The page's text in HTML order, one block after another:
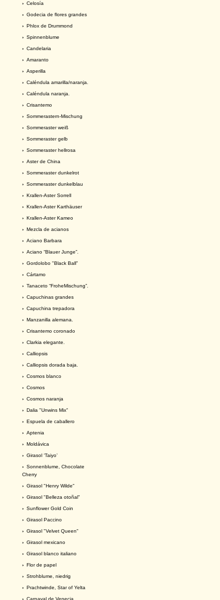
› Celosía
› Godecia de flores grandes
› Phlox de Drummond
› Spinnenblume
› Candelaria
› Amaranto
› Asperilla
› Caléndula amarilla/naranja.
› Caléndula naranja.
› Crisantemo
› Sommerastern-Mischung
› Sommeraster weiß
› Sommeraster gelb
› Sommeraster hellrosa
› Aster de China
› Sommeraster dunkelrot
› Sommeraster dunkelblau
› Krallen-Aster Sorrell
› Krallen-Aster Karthäuser
› Krallen-Aster Kameo
› Mezcla de acianos
› Aciano Barbara
› Aciano “Blauer Junge”.
› Gordolobo "Black Ball"
› Cártamo
› Tanaceto “FroheMischung”.
› Capuchinas grandes
› Capuchina trepadora
› Manzanilla alemana.
› Crisantemo coronado
› Clarkia elegante.
› Calliopsis
› Calliopsis dorada baja.
› Cosmos blanco
› Cosmos
› Cosmos naranja
› Dalia "Unwins Mix"
› Espuela de caballero
› Aptenia
› Moldávica
› Girasol ‘Taiyo’
› Sonnenblume, Chocolate
Cherry
› Girasol "Henry Wilde"
› Girasol "Belleza otoñal"
› Sunflower Gold Coin
› Girasol Paccino
› Girasol "Velvet Queen"
› Girasol mexicano
› Girasol blanco italiano
› Flor de papel
› Strohblume, niedrig
› Prachtwinde, Star of Yelta
› Carnaval de Venecia.